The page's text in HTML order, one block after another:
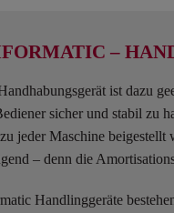
–
ist dazu
sicher und stabil zu
jeder Maschine beigestellt
– denn die
Handlinggeräte